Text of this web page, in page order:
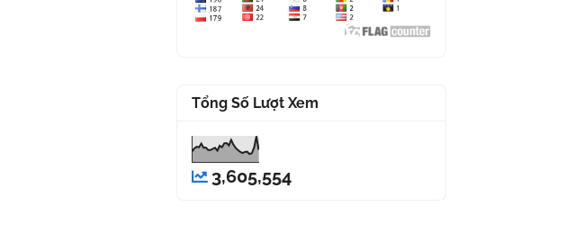
Tổng Số Lượt Xem
3,605,554